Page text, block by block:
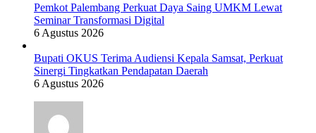
Pemkot Palembang Perkuat Daya Saing UMKM Lewat
Seminar Transformasi Digital
6 Agustus 2026
Bupati OKUS Terima Audiensi Kepala Samsat, Perkuat
Sinergi Tingkatkan Pendapatan Daerah
6 Agustus 2026